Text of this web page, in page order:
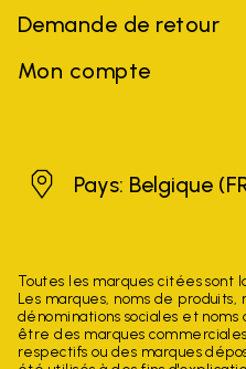
Demande de retour
Mon compte
BelgiquePays: Belgique
Toutes les marques citées
Les marques, noms de produits,
dénominations sociales et
être des marques
respectifs ou des marques